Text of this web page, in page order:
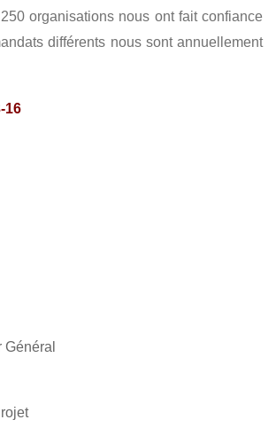
organisations nous ont fait confiance
différents nous sont annuellement
16
Général